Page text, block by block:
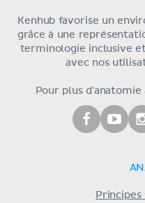
Kenhub favorise un
grâce à une
terminologie inclusive
avec nos
Pour plus